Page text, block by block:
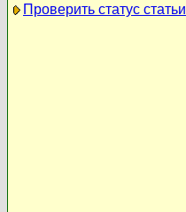
Проверить статус статьи